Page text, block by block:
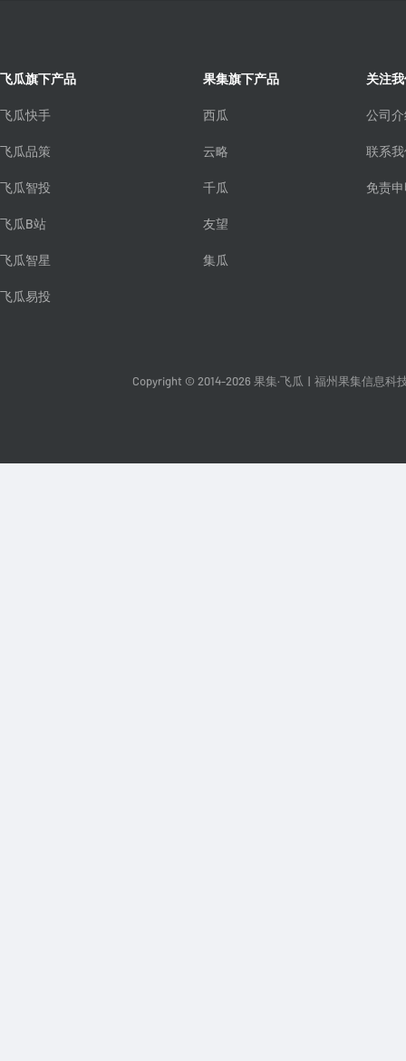
飞瓜旗下产品
飞瓜快手
飞瓜品策
飞瓜智投
飞瓜B站
飞瓜智星
飞瓜易投
果集旗下产品
西瓜
云略
千瓜
友望
集瓜
关注
公司
联系
免责
Copyright © 2014-2026 果集·飞瓜 福州果集信息科